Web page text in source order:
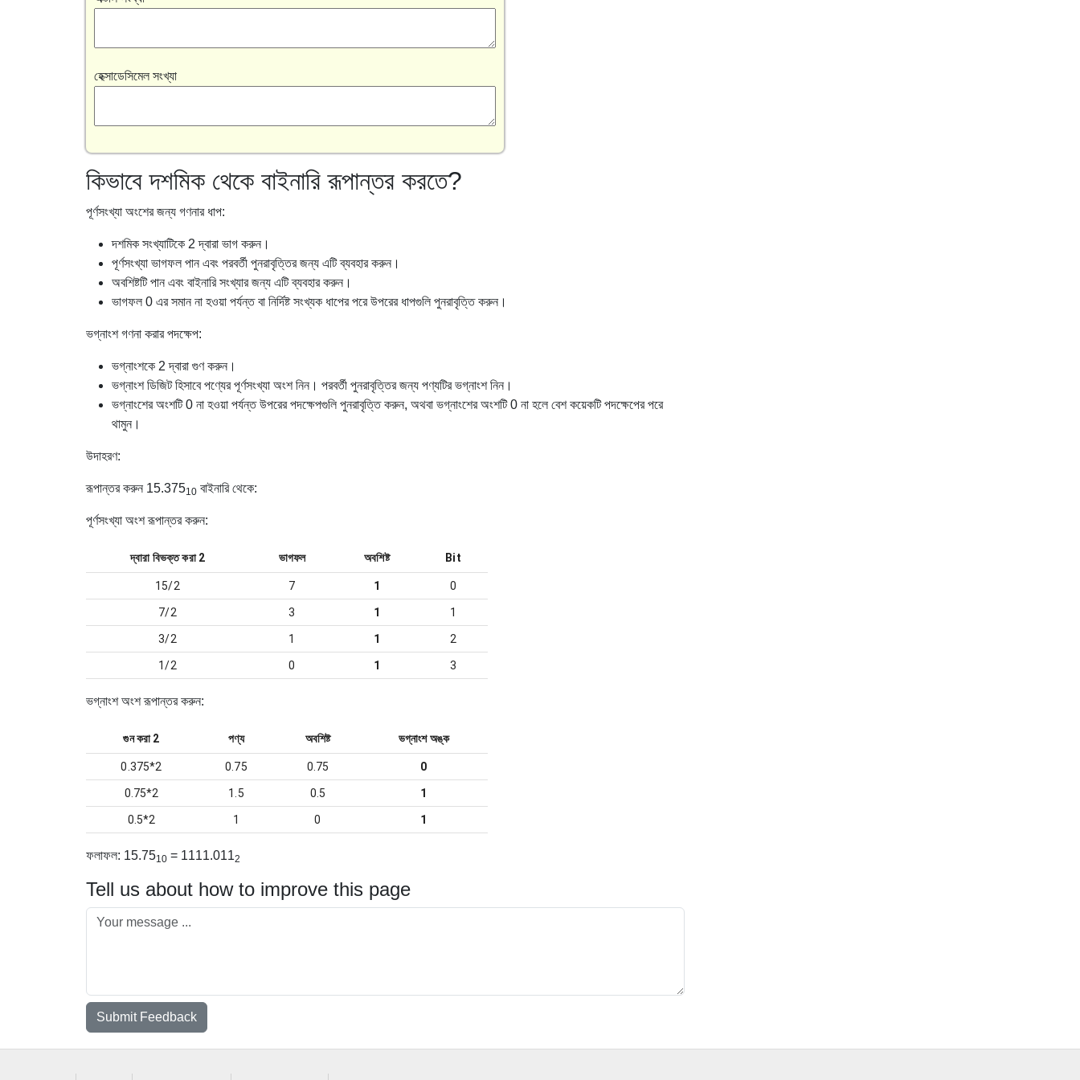
হেক্সাডেসিমেল সংখ্যা
কিভাবে দশমিক থেকে বাইনারি রূপান্তর করতে?
পূর্ণসংখ্যা অংশের জন্য গণনার ধাপ:
দশমিক সংখ্যাটিকে 2 দ্বারা ভাগ করুন।
পূর্ণসংখ্যা ভাগফল পান এবং পরবর্তী পুনরাবৃত্তির জন্য এটি ব্যবহার করুন।
অবশিষ্টটি পান এবং বাইনারি সংখ্যার জন্য এটি ব্যবহার করুন।
ভাগফল 0 এর সমান না হওয়া পর্যন্ত বা নির্দিষ্ট সংখ্যক ধাপের পরে উপরের ধাপগুলি পুনরাবৃত্তি করুন।
ভগ্নাংশ গণনা করার পদক্ষেপ:
ভগ্নাংশকে 2 দ্বারা গুণ করুন।
ভগ্নাংশ ডিজিট হিসাবে পণ্যের পূর্ণসংখ্যা অংশ নিন। পরবর্তী পুনরাবৃত্তির জন্য পণ্যটির ভগ্নাংশ নিন।
ভগ্নাংশের অংশটি 0 না হওয়া পর্যন্ত উপরের পদক্ষেপগুলি পুনরাবৃত্তি করুন, অথবা ভগ্নাংশের অংশটি 0 না হলে বেশ কয়েকটি পদক্ষেপের পরে
থামুন।
উদাহরণ:
রূপান্তর করুন 15.37510 বাইনারি থেকে:
পূর্ণসংখ্যা অংশ রূপান্তর করুন:
দ্বারা বিভক্ত করা2 ভাগফল অবশিষ্ট Bit
15/2 7 1 0
7/2 3 1 1
3/2 1 1 2
1/2 0 1 3
ভগ্নাংশ অংশ রূপান্তর করুন:
গুন করা2 পণ্য অবশিষ্ট ভগ্নাংশ অঙ্ক
0.375*2 0.75 0.75 0
0.75*2 1.5 0.5 1
0.5*2 1 0 1
ফলাফল: 15.7510 = 1111.0112
Tell us about how to improve this page
Submit Feedback